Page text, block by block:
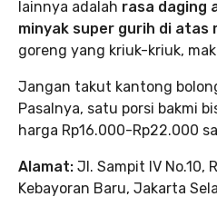
lainnya adalah rasa daging
minyak super gurih di atas
goreng yang kriuk-kriuk,
Jangan takut kantong
Pasalnya, satu porsi bakmi
harga Rp16.000-Rp22.000
Alamat: Jl. Sampit IV No.10,
Kebayoran Baru, Jakarta